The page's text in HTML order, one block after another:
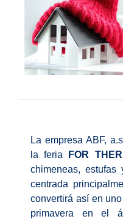
La empresa ABF,
la feria
FOR
chimeneas,
centrada
convertirá así en
primavera en el